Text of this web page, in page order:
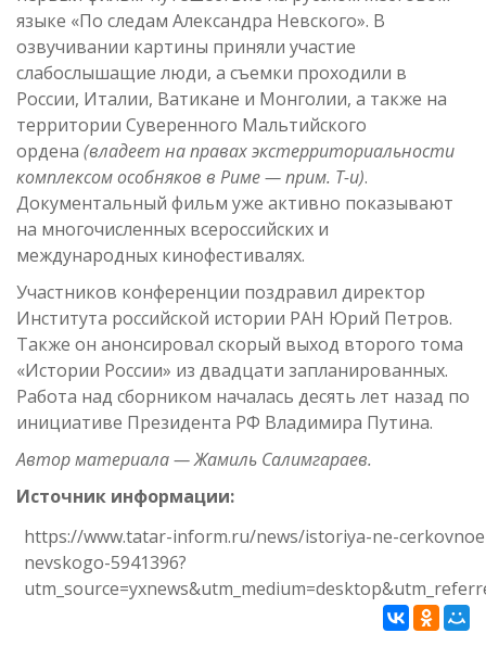
языке «По следам Александра Невского». В
озвучивании картины приняли участие
слабослышащие люди, а съемки проходили в
России, Италии, Ватикане и Монголии, а также на
территории Суверенного Мальтийского
ордена (владеет на правах экстерриториальности
комплексом особняков в Риме — прим. Т-и).
Документальный фильм уже активно показывают
на многочисленных всероссийских и
международных кинофестивалях.
Участников конференции поздравил директор
Института российской истории РАН Юрий Петров.
Также он анонсировал скорый выход второго тома
«Истории России» из двадцати запланированных.
Работа над сборником началась десять лет назад по
инициативе Президента РФ Владимира Путина.
Автор материала — Жамиль Салимгараев.
Источник информации:
https://www.tatar-inform.ru/news/istoriya-ne-
nevskogo-5941396?